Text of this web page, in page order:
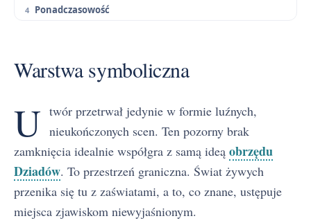
Ponadczasowość
Warstwa symboliczna
U twór przetrwał jedynie w formie luźnych,
nieukończonych scen. Ten pozorny brak
zamknięcia idealnie współgra z samą ideą obrzędu
Dziadów. To przestrzeń graniczna. Świat żywych
przenika się tu z zaświatami, a to, co znane, ustępuje
miejsca zjawiskom niewyjaśnionym.